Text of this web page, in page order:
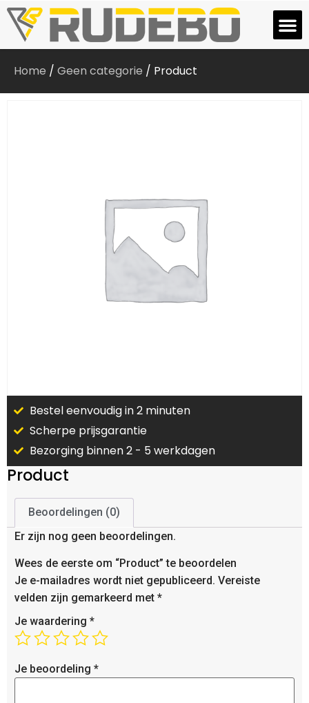
Home / Geen categorie / Product
Bestel eenvoudig in 2 minuten
Scherpe prijsgarantie
Bezorging binnen 2 - 5 werkdagen
Product
Beoordelingen (0)
Er zijn nog geen beoordelingen.
Wees de eerste om “Product” te beoordelen
Je e-mailadres wordt niet gepubliceerd. Vereiste
velden zijn gemarkeerd met *
Je waardering *
Je beoordeling *